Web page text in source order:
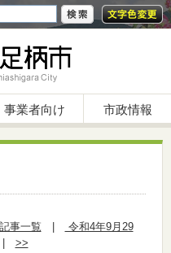
事業者向け 市政情報
記事一覧
令和4年9月29
>>